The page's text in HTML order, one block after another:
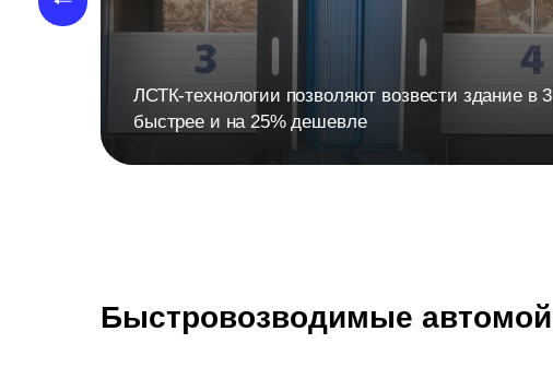
ЛСТК-технологии позволяют возвести здание в
быстрее и на 25% дешевле
Быстровозводимые